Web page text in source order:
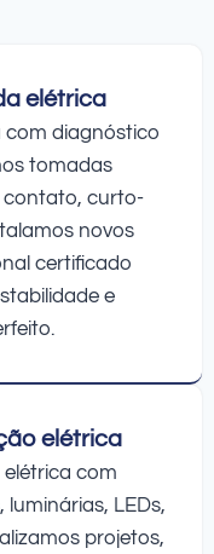
elétrica
com diagnóstico
tomadas
contato, curto-
novos
certificado
e
elétrica
com
LEDs,
projetos,